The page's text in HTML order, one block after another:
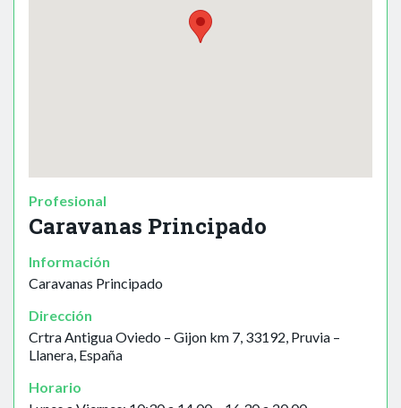
Profesional
Caravanas Principado
Información
Caravanas Principado
Dirección
Crtra Antigua Oviedo – Gijon km 7, 33192, Pruvia –
Llanera, España
Horario